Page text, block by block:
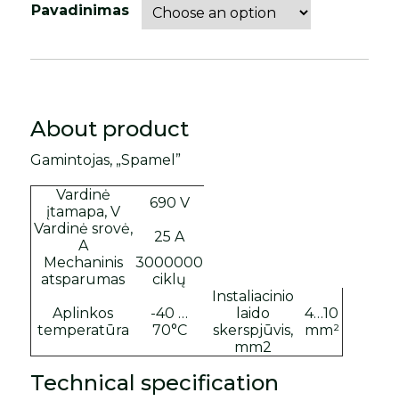
Pavadinimas
About product
Gamintojas, „Spamel”
Vardinė
įtamapa, V
690 V
Vardinė srovė,
A
25 A
Mechaninis
atsparumas
3000000
ciklų
Aplinkos
temperatūra
-40 …
70°C
Instaliacinio
laido
skerspjūvis,
mm2
4…10
mm²
Technical specification